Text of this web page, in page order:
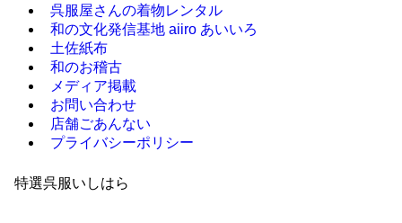
呉服屋さんの着物レンタル
和の文化発信基地 aiiro あいいろ
土佐紙布
和のお稽古
メディア掲載
お問い合わせ
店舗ごあんない
プライバシーポリシー
特選呉服いしはら